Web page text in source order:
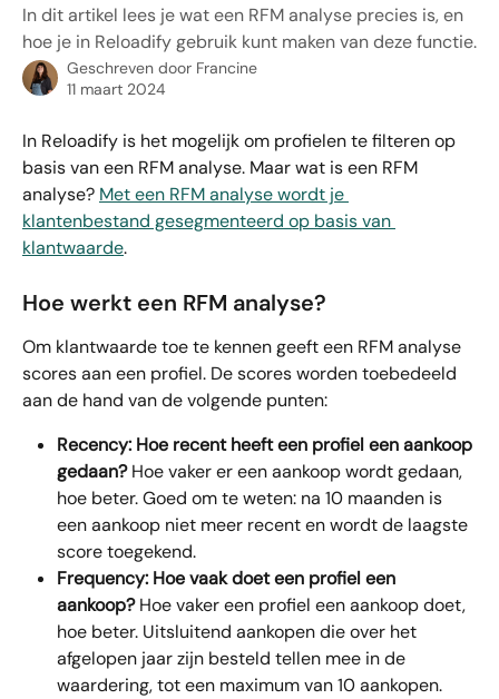
In dit artikel lees je wat een RFM analyse precies is, en
hoe je in Reloadify gebruik kunt maken van deze functie.
Geschreven door Francine
11 maart 2024
In Reloadify is het mogelijk om profielen te filteren op
basis van een RFM analyse. Maar wat is een RFM
analyse? Met een RFM analyse wordt je
klantenbestand gesegmenteerd op basis van
klantwaarde.
Hoe werkt een RFM analyse?
Om klantwaarde toe te kennen geeft een RFM analyse
scores aan een profiel. De scores worden toebedeeld
aan de hand van de volgende punten:
Recency: Hoe recent heeft een profiel een aankoop
gedaan? Hoe vaker er een aankoop wordt gedaan,
hoe beter. Goed om te weten: na 10 maanden is
een aankoop niet meer recent en wordt de laagste
score toegekend.
Frequency: Hoe vaak doet een profiel een
aankoop? Hoe vaker een profiel een aankoop doet,
hoe beter. Uitsluitend aankopen die over het
afgelopen jaar zijn besteld tellen mee in de
waardering, tot een maximum van 10 aankopen.